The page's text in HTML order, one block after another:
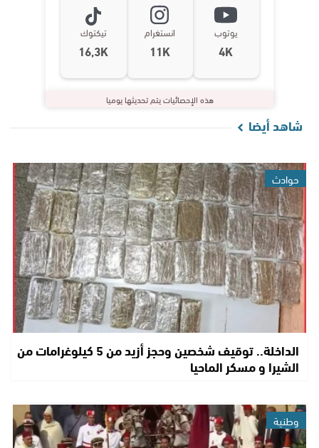
يوتوب
4K
انستغرام
11K
تيكتوك
16,3K
هذه الإحصائيات يتم تحديثها يوميا
شاهد أيضا
حوادث
الداخلة.. توقيف شخصين وحجز أزيد من 5 كيلوغرامات من
الشيرا و مسكر الماحيا
وطنية